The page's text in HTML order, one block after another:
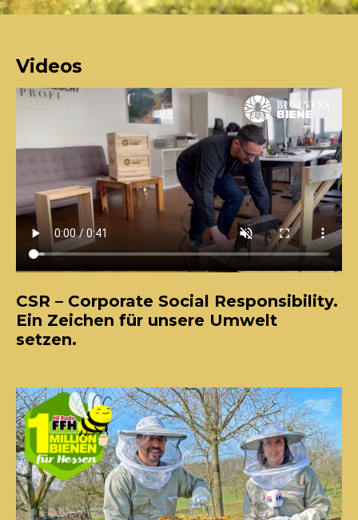
Videos
CSR – Corporate Social Responsibility.
Ein Zeichen für unsere Umwelt
setzen.